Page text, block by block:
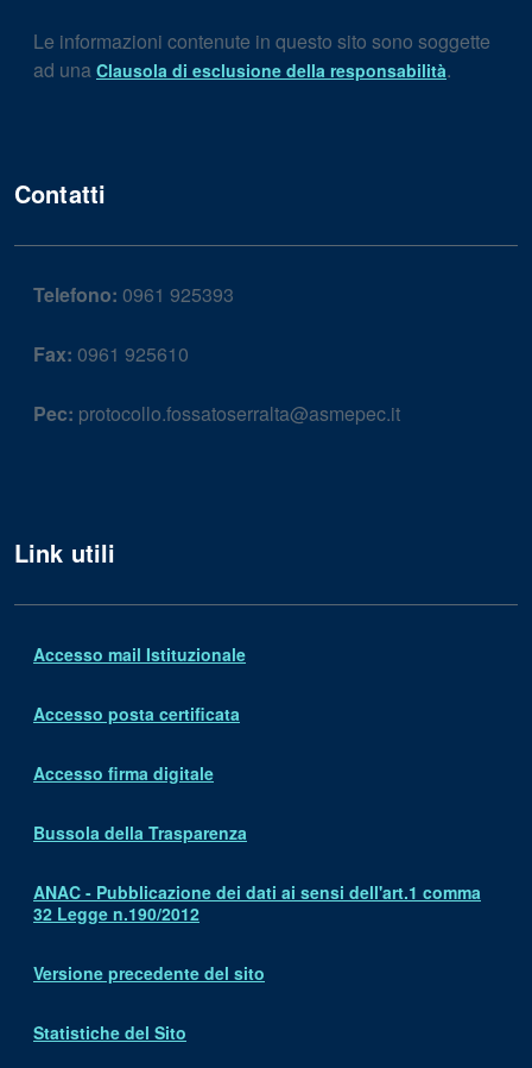
Le informazioni contenute in questo sito sono soggette
ad una Clausola di esclusione della responsabilità.
Contatti
Telefono: 0961 925393
Fax: 0961 925610
Pec: protocollo.fossatoserralta@asmepec.it
Link utili
Accesso mail Istituzionale
Accesso posta certificata
Accesso firma digitale
Bussola della Trasparenza
ANAC - Pubblicazione dei dati ai sensi dell'art.1 comma
32 Legge n.190/2012
Versione precedente del sito
Statistiche del Sito